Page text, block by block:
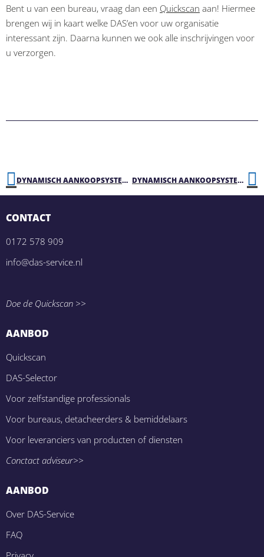
Bent u van een bureau, vraag dan een Quickscan aan! Hiermee
brengen wij in kaart welke DAS’en voor uw organisatie
interessant zijn. Daarna kunnen we ook alle inschrijvingen voor
u verzorgen.
DYNAMISCH AANKOOPSYSTEEM DASMAKKELIJK – IHM – INHUUR ONDERWIJZEND PERSONEEL DYNAMISCH AANKOOPSYSTEEM DASMAKKELIJK – LEERMIDDELEN VOORTGEZET ONDERWIJS
CONTACT
0172 578 909
info@das-service.nl
Doe de Quickscan >>
AANBOD
Quickscan
DAS-Selector
Voor zelfstandige professionals
Voor bureaus, detacheerders & bemiddelaars
Voor leveranciers van producten of diensten
Conctact adviseur>>
AANBOD
Over DAS-Service
FAQ